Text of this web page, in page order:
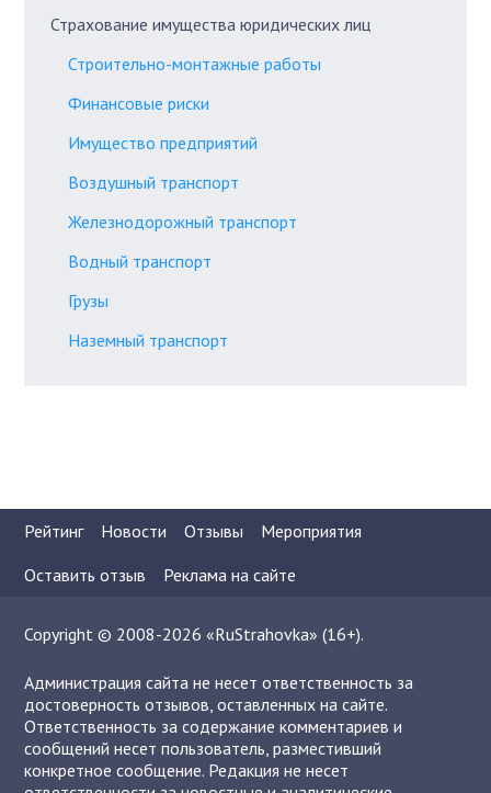
Страхование имущества юридических лиц
Строительно-монтажные работы
Финансовые риски
Имущество предприятий
Воздушный транспорт
Железнодорожный транспорт
Водный транспорт
Грузы
Наземный транспорт
Рейтинг Новости Отзывы
Мероприятия
Оставить отзыв
Реклама на сайте
Copyright © 2008-2026 «RuStrahovka» (16+).
Администрация сайта не несет ответственность за
достоверность отзывов, оставленных на сайте.
Ответственность за содержание комментариев и
сообщений несет пользователь, разместивший
конкретное сообщение. Редакция не несет